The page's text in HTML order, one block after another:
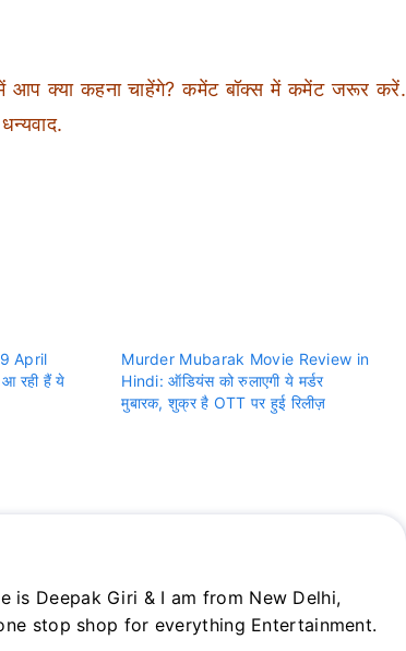
आप क्या कहना चाहेंगे? कमेंट बॉक्स में कमेंट जरूर करें.
April
रही हैं ये
Murder Mubarak Movie Review in
Hindi: ऑडियंस को रुलाएगी ये मर्डर
मुबारक, शुक्र है OTT पर हुई रिलीज़
is Deepak Giri & I am from New Delhi,
stop shop for everything Entertainment.